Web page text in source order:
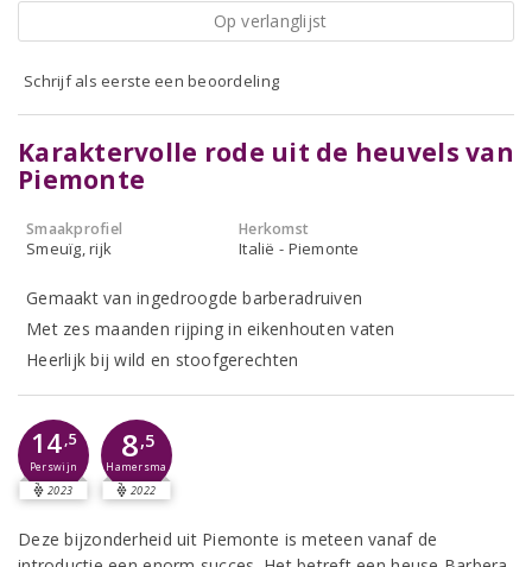
Op verlanglijst
Schrijf als eerste een beoordeling
Karaktervolle rode uit de heuvels van
Piemonte
Smaakprofiel
Smeuïg, rijk
Herkomst
Italië - Piemonte
Gemaakt van ingedroogde barberadruiven
Met zes maanden rijping in eikenhouten vaten
Heerlijk bij wild en stoofgerechten
14,5
Perswijn
2023
8,5
Hamersma
2022
Deze bijzonderheid uit Piemonte is meteen vanaf de